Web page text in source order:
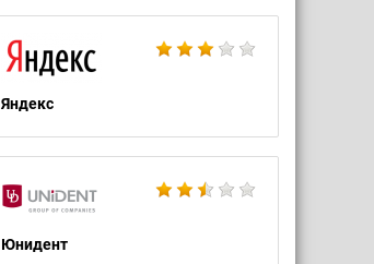
Яндекс
Юнидент